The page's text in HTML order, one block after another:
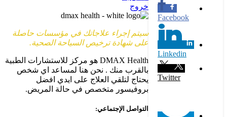
Facebook
Linkedin
Twitter
خروج
سيتم إجراء علاجاتك في مؤسسات حاصلة
على شهادة ترخيص السياحة الصحية.
DMAX Health هو مركز للاستشارات الطبية
بالقرب منك . نحن هنا لمساعد اي شخص
يحتاج لتلقي العلاج على ايدي افضل
بروفيسور متخصص في حالة المريض.
التواصل الإجتماعي: